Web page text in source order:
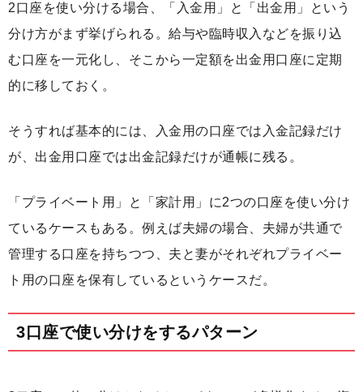
2口座を使い分ける場合、「入金用」と「出金用」という
分け方がまず挙げられる。給与や臨時収入などを振り込
む口座を一元化し、そこから一定額を出金用口座に定期
的に移しておく。
そうすれば基本的には、入金用の口座では入金記録だけ
が、出金用口座では出金記録だけが通帳に残る。
「プライベート用」と「家計用」に2つの口座を使い分け
ているケースもある。例えば夫婦の場合、夫婦が共通で
管理する口座を持ちつつ、夫と妻がそれぞれプライベー
ト用の口座を保有しているというケースだ。
3口座で使い分けをするパターン